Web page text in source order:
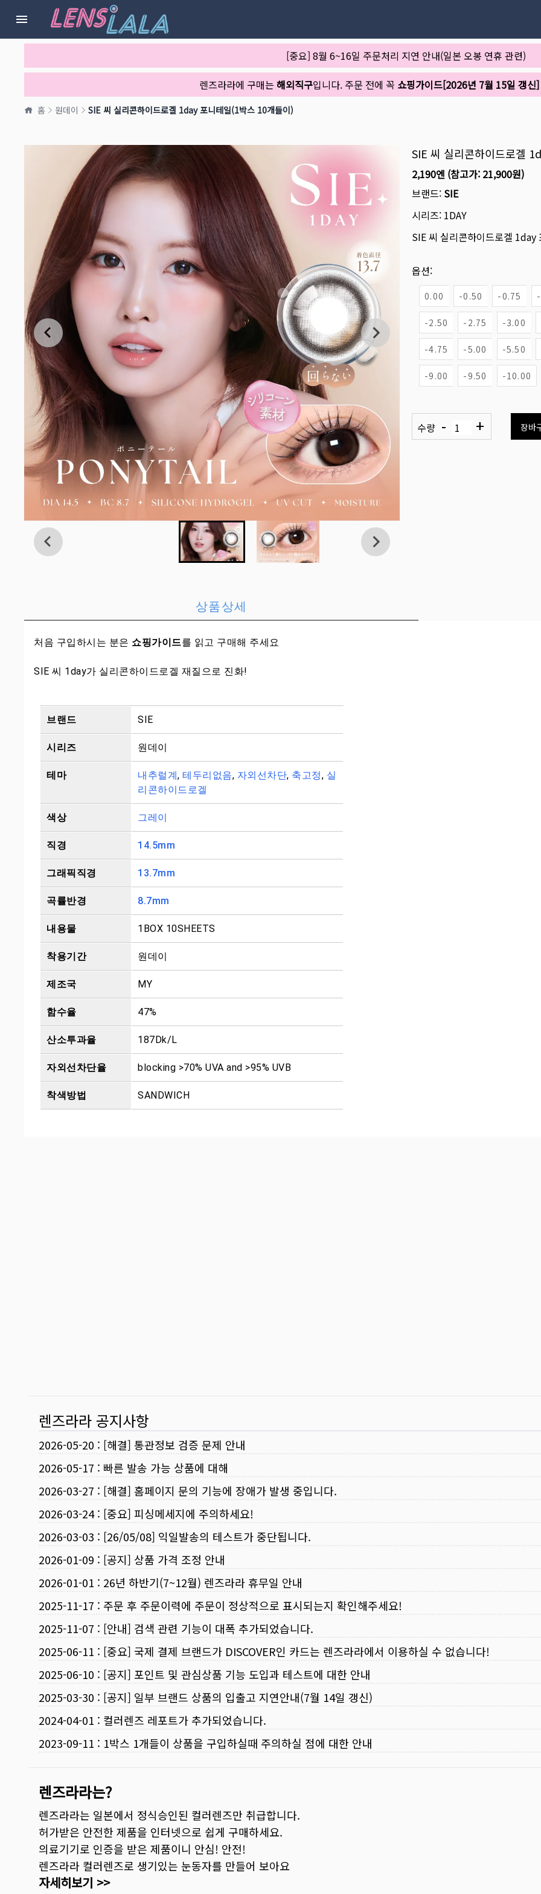
[중요] 8월 6~16일 주문처리 지연 안내(일본 오봉 연휴 관련)
렌즈라라에 구매는 해외직구입니다. 주문 전에 꼭 쇼핑가이드[2026년 7월 15일 갱신]
홈 원데이 SIE 씨 실리콘하이드로겔 1day 포니테일(1박스 10개들이)
SIE 씨 실리콘하이드로겔
2,190엔 (참고가: 21,900원)
브랜드: SIE
시리즈: 1DAY
SIE 씨 실리콘하이드로겔
옵션:
0.00 -0.50 -0.75
-2.50 -2.75 -3.00
-4.75 -5.00 -5.50
-9.00 -9.50 -10.00
수량 - + 장바
상품상세
처음 구입하시는 분은 쇼핑가이드를 읽고 구매해 주세요
SIE 씨 1day가 실리콘하이드로겔 재질으로 진화!
브랜드 SIE
시리즈 원데이
테마 내추럴계, 테두리없음, 자외선차단, 축고정, 실
리콘하이드로겔
색상 그레이
직경 14.5mm
그래픽직경 13.7mm
곡률반경 8.7mm
내용물 1BOX 10SHEETS
착용기간 원데이
제조국 MY
함수율 47%
산소투과율 187Dk/L
자외선차단율 blocking >70% UVA and >95% UVB
착색방법 SANDWICH
렌즈라라 공지사항
2026-05-20 : [해결] 통관정보 검증 문제 안내
2026-05-17 : 빠른 발송 가능 상품에 대해
2026-03-27 : [해결] 홈페이지 문의 기능에 장애가 발생 중입니다.
2026-03-24: [중요] 피싱메세지에 주의하세요!
2026-03-03 : [26/05/08] 익일발송의 테스트가 중단됩니다.
2026-01-09 : [공지] 상품 가격 조정 안내
2026-01-01 : 26년 하반기(7~12월) 렌즈라라 휴무일 안내
2025-11-17 : 주문 후 주문이력에 주문이 정상적으로 표시되는지 확인해주세요!
2025-11-07 : [안내] 검색 관련 기능이 대폭 추가되었습니다.
2025-06-11 : [중요] 국제 결제 브랜드가 DISCOVER인 카드는 렌즈라라에서 이용하실 수 없습니다!
2025-06-10 : [공지] 포인트 및 관심상품 기능 도입과 테스트에 대한 안내
2025-03-30 : [공지] 일부 브랜드 상품의 입출고 지연안내(7월 14일 갱신)
2024-04-01 : 컬러렌즈 레포트가 추가되었습니다.
2023-09-11 : 1박스 1개들이 상품을 구입하실때 주의하실 점에 대한 안내
렌즈라라는?
렌즈라라는 일본에서 정식승인된 컬러렌즈만 취급합니다.
허가받은 안전한 제품을 인터넷으로 쉽게 구매하세요.
의료기기로 인증을 받은 제품이니 안심! 안전!
렌즈라라 컬러렌즈로 생기있는 눈동자를 만들어 보아요
자세히보기 >>